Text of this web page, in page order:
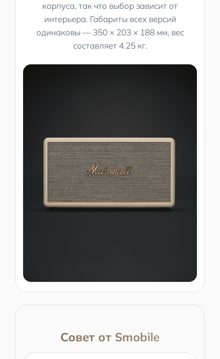
корпуса, так что выбор зависит от
интерьера. Габариты всех версий
одинаковы — 350 × 203 × 188 мм, вес
составляет 4.25 кг.
Совет от Smobile